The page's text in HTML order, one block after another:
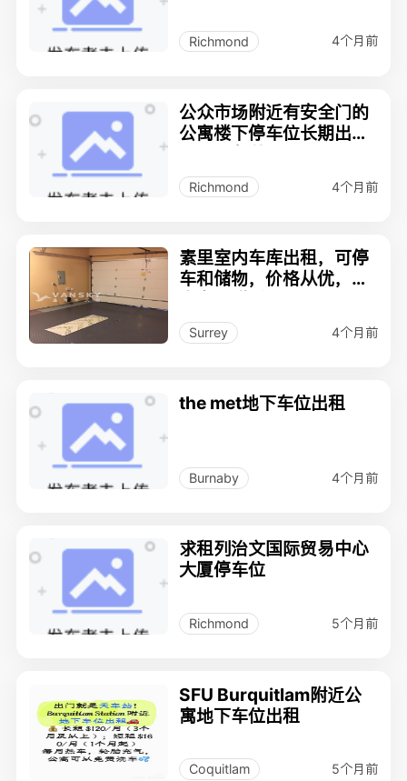
Richmond 4个月前
公众市场附近有安全门的
公寓楼下停车位长期出租
Richmond 4个月前
素里室内车库出租，可停
车和储物，价格从优，有
948
Surrey 4个月前
the met地下车位出租
Burnaby 4个月前
求租列治文国际贸易中心
大厦停车位
Richmond 5个月前
SFU Burquitlam附近公
寓地下车位出租
Coquitlam 5个月前